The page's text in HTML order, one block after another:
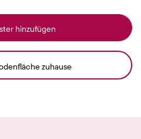
hinzufügen
zuhause